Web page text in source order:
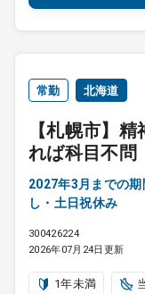
常勤 北海道
【札幌市】
れば科目不問
2027年3月までの
し・土日祝休み
300426224
2026年07月24日更新
1年未満